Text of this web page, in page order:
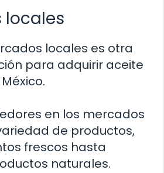
locales
locales es otra
para adquirir aceite
en los mercados
de productos,
frescos hasta
naturales.